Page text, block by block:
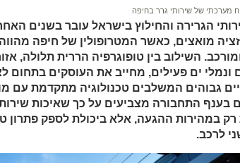
מערכתי של שירותי גרר בחיפה
הגרירה והחילוץ בישראל עובר בשנים
מואצים, כאשר המטרופולין של חיפה
ומורכב. השילוב בין טופוגרפיה הררית תלולה,
ונמלי ים פעילים, מחייב את העוסקים בתחום
גבוהים המשלבים טכנולוגיה מתקדמת עם
בענף התחבורה מצביעים על כך שאיכות
במהירות ההגעה, אלא ביכולת לספק פתרון
לרכב.